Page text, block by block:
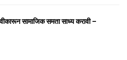
सामाजिक समता साध्य करावी –